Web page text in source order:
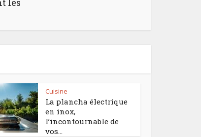
les
Cuisine
La plancha électrique
en inox,
l’incontournable de
vos...